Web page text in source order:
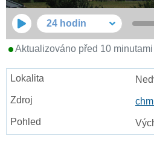
24 hodin
Aktualizováno před 10 minutami